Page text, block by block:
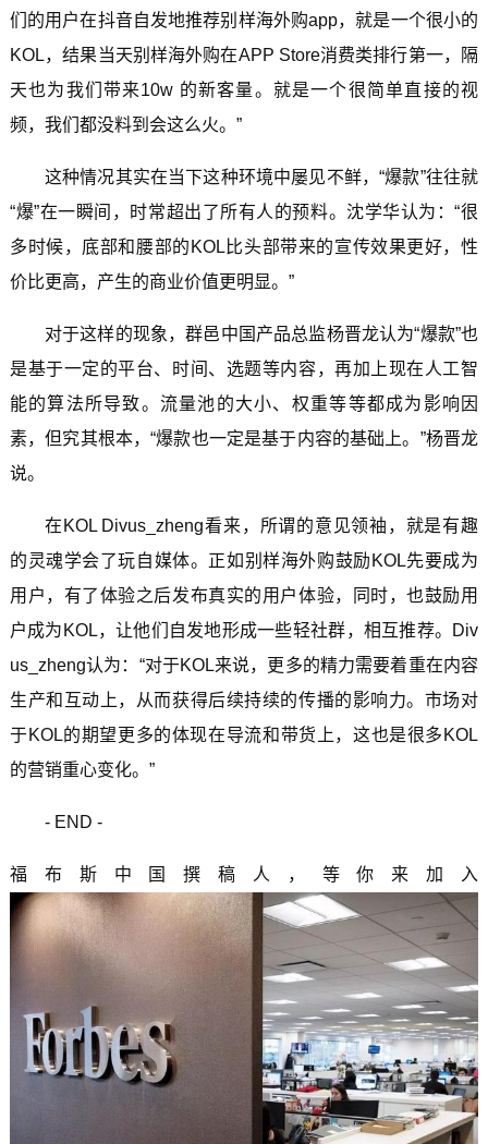
们的用户在抖音自发地推荐别样海外购app，就是一个很小的
KOL，结果当天别样海外购在APP Store消费类排行第一，隔
天也为我们带来10w 的新客量。就是一个很简单直接的视
频，我们都没料到会这么火。”
这种情况其实在当下这种环境中屡见不鲜，“爆款”往往就
“爆”在一瞬间，时常超出了所有人的预料。沈学华认为：“很
多时候，底部和腰部的KOL比头部带来的宣传效果更好，性
价比更高，产生的商业价值更明显。”
对于这样的现象，群邑中国产品总监杨晋龙认为“爆款”也
是基于一定的平台、时间、选题等内容，再加上现在人工智
能的算法所导致。流量池的大小、权重等等都成为影响因
素，但究其根本，“爆款也一定是基于内容的基础上。”杨晋龙
说。
在KOL Divus_zheng看来，所谓的意见领袖，就是有趣
的灵魂学会了玩自媒体。正如别样海外购鼓励KOL先要成为
用户，有了体验之后发布真实的用户体验，同时，也鼓励用
户成为KOL，让他们自发地形成一些轻社群，相互推荐。Div
us_zheng认为：“对于KOL来说，更多的精力需要着重在内容
生产和互动上，从而获得后续持续的传播的影响力。市场对
于KOL的期望更多的体现在导流和带货上，这也是很多KOL
的营销重心变化。”
- END -
福布斯中国撰稿人，等你来加入